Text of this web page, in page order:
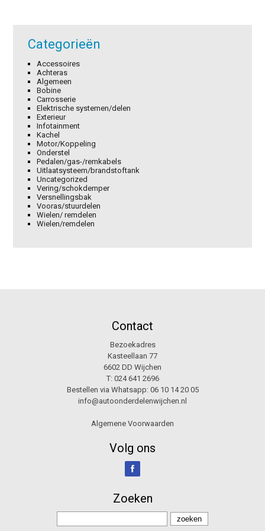
Categorieën
Accessoires
Achteras
Algemeen
Bobine
Carrosserie
Elektrische systemen/delen
Exterieur
Infotainment
Kachel
Motor/Koppeling
Onderstel
Pedalen/gas-/remkabels
Uitlaatsysteem/brandstoftank
Uncategorized
Vering/schokdemper
Versnellingsbak
Vooras/stuurdelen
Wielen/ remdelen
Wielen/remdelen
Contact
Bezoekadres
Kasteellaan 77
6602 DD Wijchen
T: 024 641 2696
Bestellen via Whatsapp: 06 10 14 20 05
info@autoonderdelenwijchen.nl
Algemene Voorwaarden
Volg ons
Zoeken